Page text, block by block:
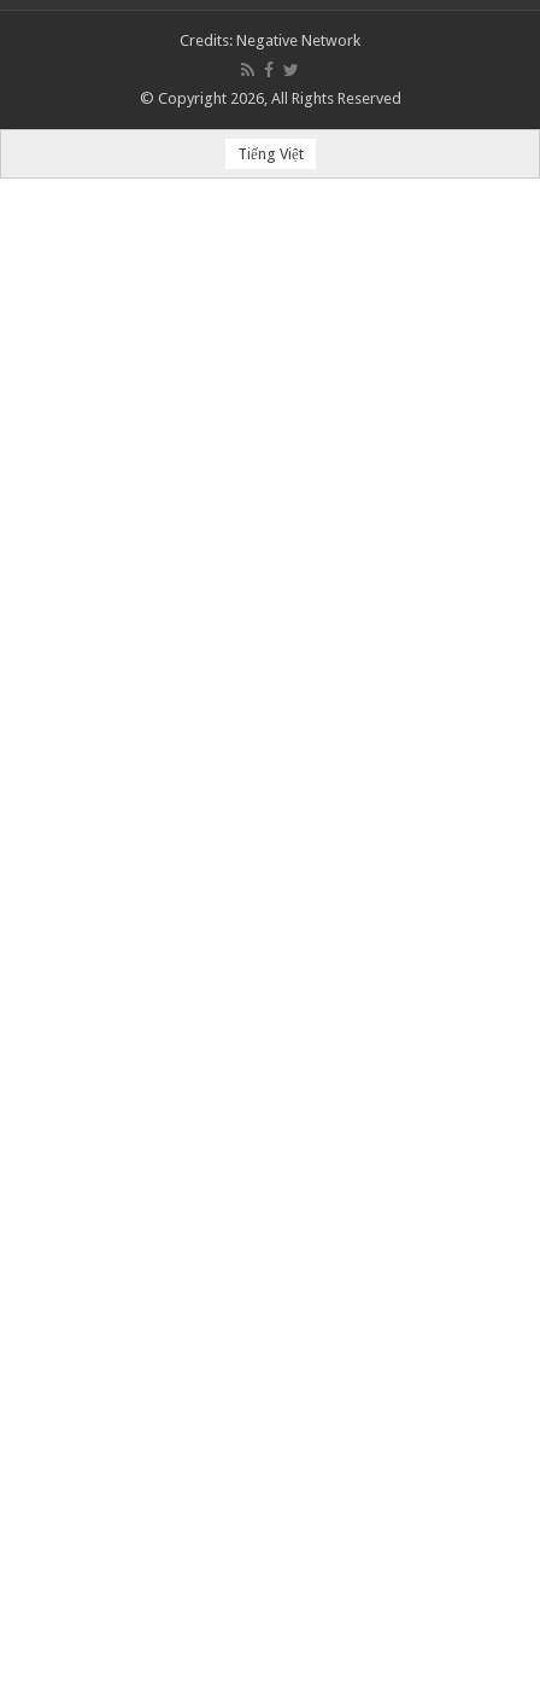
Credits: Negative Network
© Copyright 2026, All Rights Reserved
Tiếng Việt